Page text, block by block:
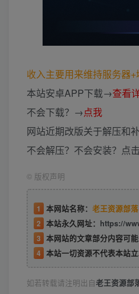
收入主要用来维持服务器
本站安卓APP下载→查看
不会下载？→点我
网站近期改版关于解压和
不会解压？不会安装？点
© 版权声明
1 本网站名称： 老王资源部落
2 本站永久网址： https://
3 本网站的文章部分内容可
4 本站一切资源不代表本站
如若转载请注明出自老王资源部